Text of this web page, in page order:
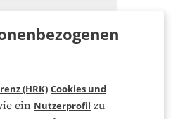
(HRK) Cookies und
ein Nutzerprofil zu